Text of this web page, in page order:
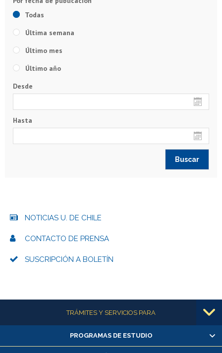
Todas
Última semana
Último mes
Último año
Desde
Hasta
NOTICIAS U. DE CHILE
CONTACTO DE PRENSA
SUSCRIPCIÓN A BOLETÍN
Más informaciónTRÁMITES Y SERVICIOS PARA
Alumnas/os y exalumnas/os
PROGRAMAS DE ESTUDIO